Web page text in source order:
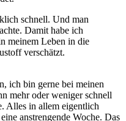
schnell. Und man
Damit habe ich
meinem Leben in die
verschätzt.
ich bin gerne bei meinen
mehr oder weniger schnell
Alles in allem eigentlich
anstrengende Woche. Das